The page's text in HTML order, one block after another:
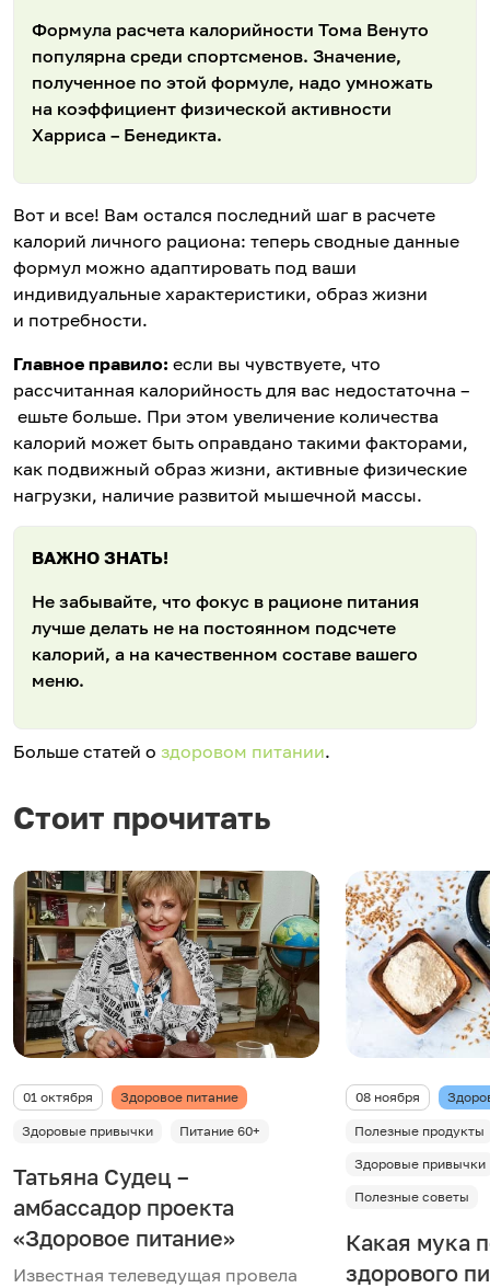
Формула расчета калорийности Тома Венуто
популярна среди спортсменов. Значение,
полученное по этой формуле, надо умножать
на коэффициент физической активности
Харриса – Бенедикта.
Вот и все! Вам остался последний шаг в расчете
калорий личного рациона: теперь сводные данные
формул можно адаптировать под ваши
индивидуальные характеристики, образ жизни
и потребности.
Главное правило: если вы чувствуете, что
рассчитанная калорийность для вас недостаточна –
ешьте больше. При этом увеличение количества
калорий может быть оправдано такими факторами,
как подвижный образ жизни, активные физические
нагрузки, наличие развитой мышечной массы.
ВАЖНО ЗНАТЬ!
Не забывайте, что фокус в рационе питания
лучше делать не на постоянном подсчете
калорий, а на качественном составе вашего
меню.
Больше статей о здоровом питании.
Стоит прочитать
01 октября Здоровое питание
Здоровые привычки Питание 60+
Татьяна Судец –
амбассадор проекта
«Здоровое питание»
Известная телеведущая провела
08 ноября
Полезные продукты
Здоровые привычки
Полезные советы
Какая мука
здорового